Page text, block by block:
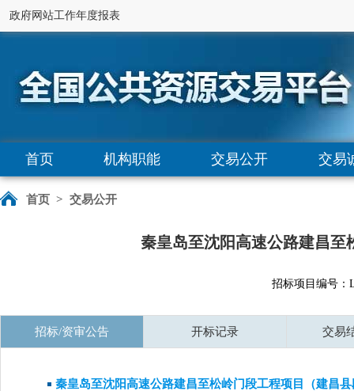
政府网站工作年度报表
首页 机构职能 交易公开 交易
首页 > 交易公开
秦皇岛至沈阳高速公路建昌
招标项目编号：
招标/资审公告 开标记录 交易
秦皇岛至沈阳高速公路建昌至松岭门段工程项目（建昌